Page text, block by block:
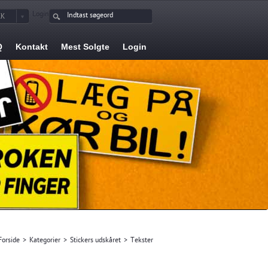
Login
Kontakt Mest Solgte Login
> Kategorier > Stickers udskåret > Tekster